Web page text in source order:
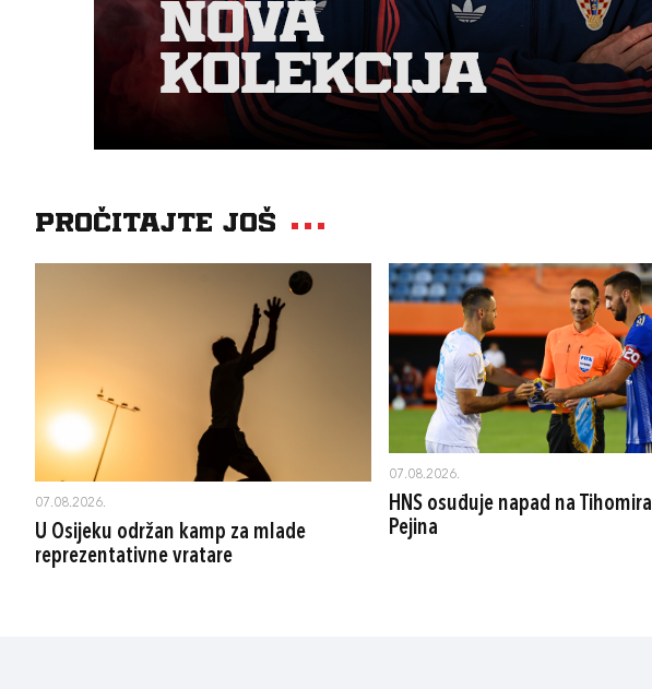
Pročitajte još
07.08.2026.
U Osijeku održan kamp za mlade
reprezentativne vratare
07.08.2026.
HNS osuđuje napad na Tihomira
Pejina